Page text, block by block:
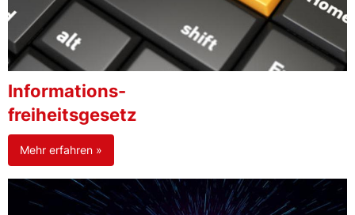
Informations-
freiheitsgesetz
Mehr erfahren »